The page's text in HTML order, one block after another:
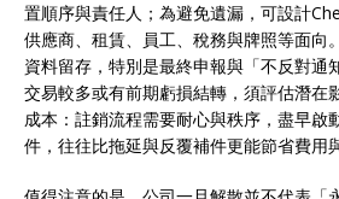
置順序與責任人；為避免遺漏，可設計
供應商、租賃、員工、稅務與牌照等面向
資料留存，特別是最終申報與「不反對通
交易較多或有前期虧損結轉，須評估潛在
成本：註銷流程需要耐心與秩序，盡早啟
件，往往比拖延與反覆補件更能節省費用